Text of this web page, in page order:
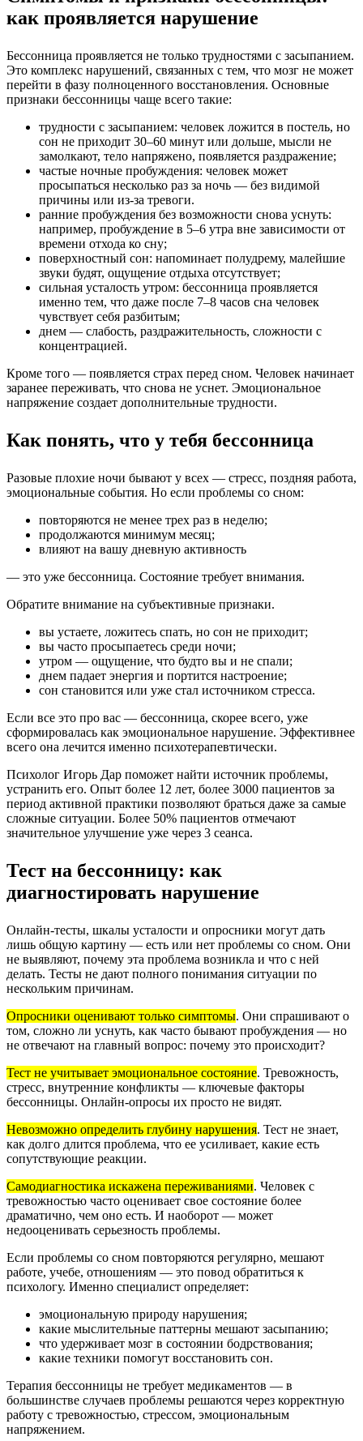
как проявляется нарушение
Бессонница проявляется не только трудностями с засыпанием.
Это комплекс нарушений, связанных с тем, что мозг не может
перейти в фазу полноценного восстановления. Основные
признаки бессонницы чаще всего такие:
трудности с засыпанием: человек ложится в постель, но
сон не приходит 30–60 минут или дольше, мысли не
замолкают, тело напряжено, появляется раздражение;
частые ночные пробуждения: человек может
просыпаться несколько раз за ночь — без видимой
причины или из-за тревоги.
ранние пробуждения без возможности снова уснуть:
например, пробуждение в 5–6 утра вне зависимости от
времени отхода ко сну;
поверхностный сон: напоминает полудрему, малейшие
звуки будят, ощущение отдыха отсутствует;
сильная усталость утром: бессонница проявляется
именно тем, что даже после 7–8 часов сна человек
чувствует себя разбитым;
днем — слабость, раздражительность, сложности с
концентрацией.
Кроме того — появляется страх перед сном. Человек начинает
заранее переживать, что снова не уснет. Эмоциональное
напряжение создает дополнительные трудности.
Как понять, что у тебя бессонница
Разовые плохие ночи бывают у всех — стресс, поздняя работа,
эмоциональные события. Но если проблемы со сном:
повторяются не менее трех раз в неделю;
продолжаются минимум месяц;
влияют на вашу дневную активность
— это уже бессонница. Состояние требует внимания.
Обратите внимание на субъективные признаки.
вы устаете, ложитесь спать, но сон не приходит;
вы часто просыпаетесь среди ночи;
утром — ощущение, что будто вы и не спали;
днем падает энергия и портится настроение;
сон становится или уже стал источником стресса.
Если все это про вас — бессонница, скорее всего, уже
сформировалась как эмоциональное нарушение. Эффективнее
всего она лечится именно психотерапевтически.
Психолог Игорь Дар поможет найти источник проблемы,
устранить его. Опыт более 12 лет, более 3000 пациентов за
период активной практики позволяют браться даже за самые
сложные ситуации. Более 50% пациентов отмечают
значительное улучшение уже через 3 сеанса.
Тест на бессонницу: как
диагностировать нарушение
Онлайн-тесты, шкалы усталости и опросники могут дать
лишь общую картину — есть или нет проблемы со сном. Они
не выявляют, почему эта проблема возникла и что с ней
делать. Тесты не дают полного понимания ситуации по
нескольким причинам.
Опросники оценивают только симптомы. Они спрашивают о
том, сложно ли уснуть, как часто бывают пробуждения — но
не отвечают на главный вопрос: почему это происходит?
Тест не учитывает эмоциональное состояние. Тревожность,
стресс, внутренние конфликты — ключевые факторы
бессонницы. Онлайн-опросы их просто не видят.
Невозможно определить глубину нарушения. Тест не знает,
как долго длится проблема, что ее усиливает, какие есть
сопутствующие реакции.
Самодиагностика искажена переживаниями. Человек с
тревожностью часто оценивает свое состояние более
драматично, чем оно есть. И наоборот — может
недооценивать серьезность проблемы.
Если проблемы со сном повторяются регулярно, мешают
работе, учебе, отношениям — это повод обратиться к
психологу. Именно специалист определяет:
эмоциональную природу нарушения;
какие мыслительные паттерны мешают засыпанию;
что удерживает мозг в состоянии бодрствования;
какие техники помогут восстановить сон.
Терапия бессонницы не требует медикаментов — в
большинстве случаев проблемы решаются через корректную
работу с тревожностью, стрессом, эмоциональным
напряжением.